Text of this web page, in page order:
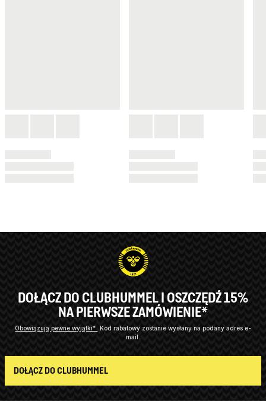
DOŁĄCZ DO CLUBHUMMEL I OSZCZĘDŹ 15%
NA PIERWSZE ZAMÓWIENIE*
Obowiązują pewne wyjątki* Kod rabatowy zostanie wysłany na podany adres e-
mail.
DOŁĄCZ DO CLUBHUMMEL